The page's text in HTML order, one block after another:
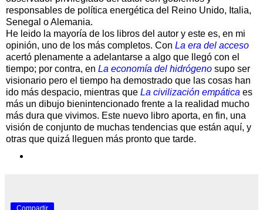
responsables de política energética del Reino Unido, Italia,
Senegal o Alemania.
He leido la mayoría de los libros del autor y este es, en mi
opinión, uno de los más completos. Con La era del acceso
acertó plenamente a adelantarse a algo que llegó con el
tiempo; por contra, en La economía del hidrógeno supo ser
visionario pero el tiempo ha demostrado que las cosas han
ido más despacio, mientras que La civilización empática es
más un dibujo bienintencionado frente a la realidad mucho
más dura que vivimos. Este nuevo libro aporta, en fin, una
visión de conjunto de muchas tendencias que están aquí, y
otras que quizá lleguen más pronto que tarde.